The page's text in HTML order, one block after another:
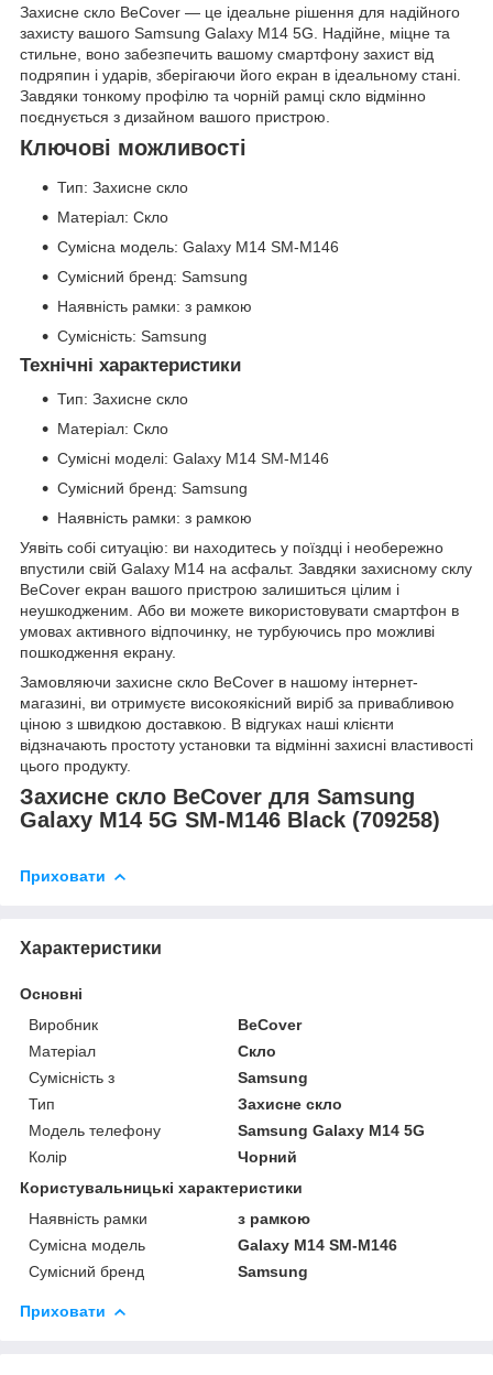
Захисне скло BeCover — це ідеальне рішення для надійного
захисту вашого Samsung Galaxy M14 5G. Надійне, міцне та
стильне, воно забезпечить вашому смартфону захист від
подряпин і ударів, зберігаючи його екран в ідеальному стані.
Завдяки тонкому профілю та чорній рамці скло відмінно
поєднується з дизайном вашого пристрою.
Ключові можливості
Тип: Захисне скло
Матеріал: Скло
Сумісна модель: Galaxy M14 SM-M146
Сумісний бренд: Samsung
Наявність рамки: з рамкою
Сумісність: Samsung
Технічні характеристики
Тип: Захисне скло
Матеріал: Скло
Сумісні моделі: Galaxy M14 SM-M146
Сумісний бренд: Samsung
Наявність рамки: з рамкою
Уявіть собі ситуацію: ви находитесь у поїздці і необережно
впустили свій Galaxy M14 на асфальт. Завдяки захисному склу
BeCover екран вашого пристрою залишиться цілим і
неушкодженим. Або ви можете використовувати смартфон в
умовах активного відпочинку, не турбуючись про можливі
пошкодження екрану.
Замовляючи захисне скло BeCover в нашому інтернет-
магазині, ви отримуєте високоякісний виріб за привабливою
ціною з швидкою доставкою. В відгуках наші клієнти
відзначають простоту установки та відмінні захисні властивості
цього продукту.
Захисне скло BeCover для Samsung
Galaxy M14 5G SM-M146 Black (709258)
Приховати
Характеристики
Основні
Виробник
BeCover
Матеріал
Скло
Сумісність з
Samsung
Тип
Захисне скло
Модель телефону
Samsung Galaxy M14 5G
Колір
Чорний
Користувальницькі характеристики
Наявність рамки
з рамкою
Сумісна модель
Galaxy M14 SM-M146
Сумісний бренд
Samsung
Приховати